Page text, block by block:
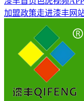
加盟政策走进漆丰网